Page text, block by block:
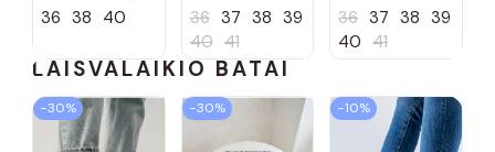
spalvos
36 38 40 36 37 38 39
40 41
36 37 38 39
40 41
LAISVALAIKIO BATAI
−30% −30% −10%